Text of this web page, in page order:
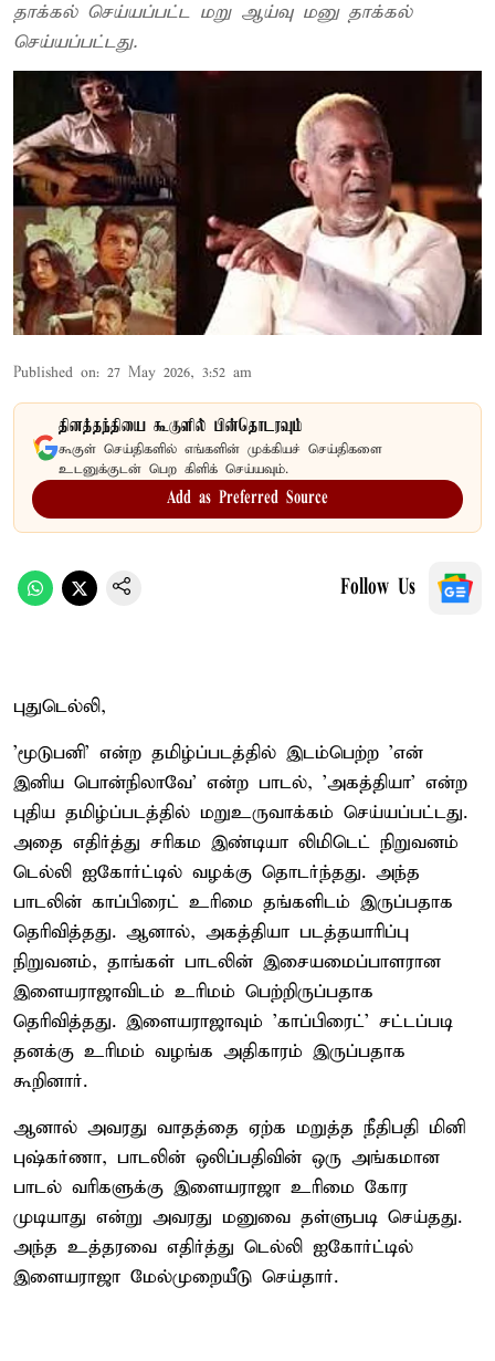
தாக்கல் செய்யப்பட்ட மறு ஆய்வு மனு தாக்கல்
செய்யப்பட்டது.
Published on: 27 May 2026, 3:52 am
தினத்தந்தியை கூகுளில் பின்தொடரவும்
கூகுள் செய்திகளில் எங்களின் முக்கியச் செய்திகளை
உடனுக்குடன் பெற கிளிக் செய்யவும்.
Add as Preferred Source
Follow Us
புதுடெல்லி,
'மூடுபனி' என்ற தமிழ்ப்படத்தில் இடம்பெற்ற 'என்
இனிய பொன்நிலாவே' என்ற பாடல், 'அகத்தியா' என்ற
புதிய தமிழ்ப்படத்தில் மறுஉருவாக்கம் செய்யப்பட்டது.
அதை எதிர்த்து சரிகம இண்டியா லிமிடெட் நிறுவனம்
டெல்லி ஐகோர்ட்டில் வழக்கு தொடர்ந்தது. அந்த
பாடலின் காப்பிரைட் உரிமை தங்களிடம் இருப்பதாக
தெரிவித்தது. ஆனால், அகத்தியா படத்தயாரிப்பு
நிறுவனம், தாங்கள் பாடலின் இசையமைப்பாளரான
இளையராஜாவிடம் உரிமம் பெற்றிருப்பதாக
தெரிவித்தது. இளையராஜாவும் 'காப்பிரைட்' சட்டப்படி
தனக்கு உரிமம் வழங்க அதிகாரம் இருப்பதாக
கூறினார்.
ஆனால் அவரது வாதத்தை ஏற்க மறுத்த நீதிபதி மினி
புஷ்கர்ணா, பாடலின் ஒலிப்பதிவின் ஒரு அங்கமான
பாடல் வரிகளுக்கு இளையராஜா உரிமை கோர
முடியாது என்று அவரது மனுவை தள்ளுபடி செய்தது.
அந்த உத்தரவை எதிர்த்து டெல்லி ஐகோர்ட்டில்
இளையராஜா மேல்முறையீடு செய்தார்.